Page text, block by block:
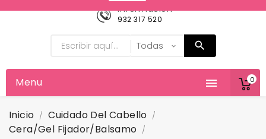
0
Información
932 317 520

Menu
Inicio
Cuidado Del Cabello
Cera/Gel Fijador/balsamo